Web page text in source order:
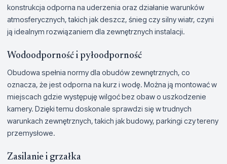
konstrukcja odporna na uderzenia oraz działanie warunków
atmosferycznych, takich jak deszcz, śnieg czy silny wiatr, czyni
ją idealnym rozwiązaniem dla zewnętrznych instalacji.
Wodoodporność i pyłoodporność
Obudowa spełnia normy dla obudów zewnętrznych, co
oznacza, że jest odporna na kurz i wodę. Można ją montować w
miejscach gdzie występuję wilgoć bez obaw o uszkodzenie
kamery. Dzięki temu doskonale sprawdzi się w trudnych
warunkach zewnętrznych, takich jak budowy, parkingi czy tereny
przemysłowe.
Zasilanie i grzałka